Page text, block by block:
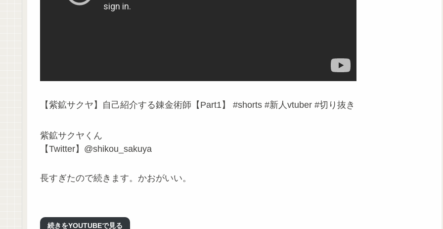
【紫鉱サクヤ】自己紹介する錬金術師【Part1】 #shorts #新人vtuber #切り抜き
紫鉱サクヤくん
【Twitter】@shikou_sakuya
長すぎたので続きます。かおがいい。
続きをYOUTUBEで見る